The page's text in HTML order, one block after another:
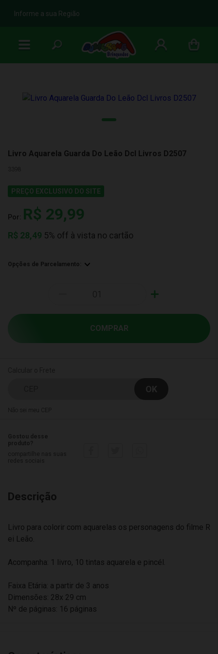
b
Informe a sua Região
Livro Aquarela Guarda Do Leão Dcl Livros D2507
3398
PREÇO EXCLUSIVO DO SITE
Por: R$ 29,99
R$ 28,49 5% off à vista no cartão
Opções de Parcelamento:
+
COMPRAR
Não sei meu CEP
Descrição
Livro para colorir com aquarelas os personagens do filme R
ei Leão.
Acompanha: 1 livro, 10 tintas aquarela e pincél.
Faixa Etária: a partir de 3 anos
Dimensões: 28x 29 cm
Nº de páginas: 16 páginas